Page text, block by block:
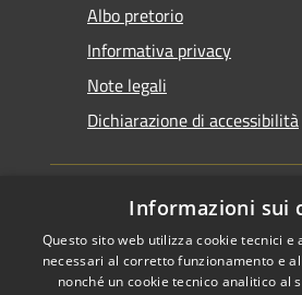
Albo pretorio
Informativa privacy
Note legali
Dichiarazione di accessibilità
RSS
Accessibilità
Informazioni sui
Questo sito web utilizza cookie tecnici
necessari al corretto funzionamento e
nonché un cookie tecnico analitico al